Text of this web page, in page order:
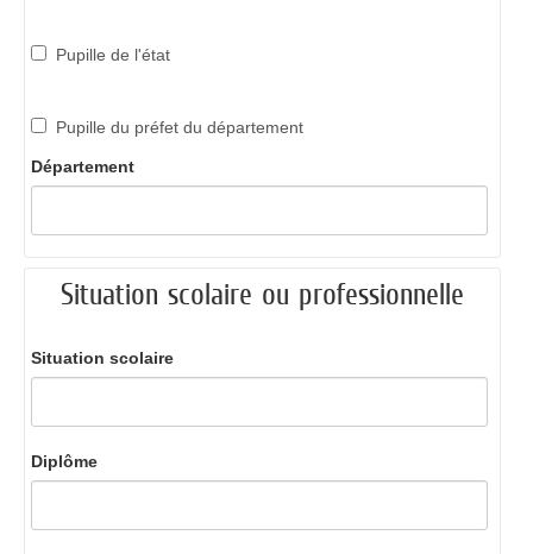
Pupille de l'état
Pupille du préfet du département
Département
Situation scolaire ou professionnelle
Situation scolaire
Diplôme